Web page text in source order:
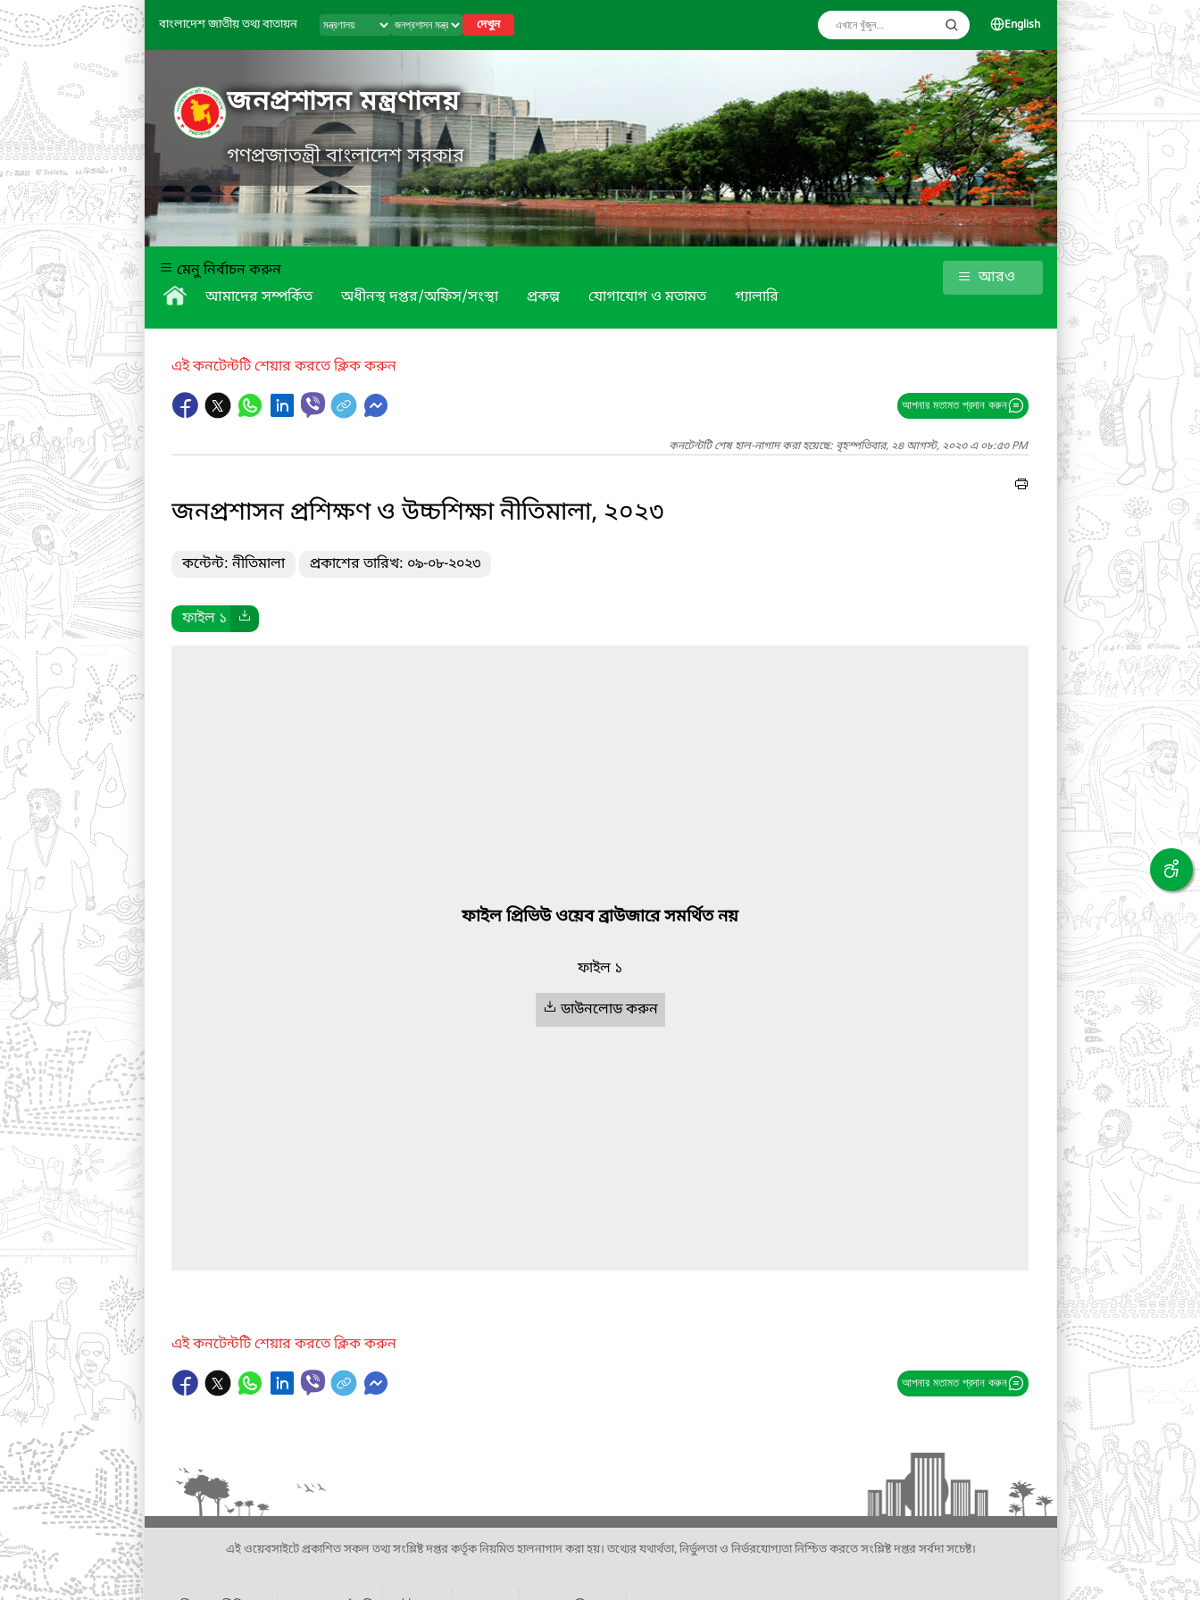
বাংলাদেশ জাতীয় তথ্য বাতায়ন দেখুন English
জনপ্রশাসন মন্ত্রণালয়
গণপ্রজাতন্ত্রী বাংলাদেশ সরকার
মেনু নির্বাচন করুন
আমাদের সম্পর্কিত
অধীনস্থ দপ্তর/অফিস/সংস্থা প্রকল্প যোগাযোগ ও মতামত গ্যালারি
আরও
এই কনটেন্টটি শেয়ার করতে ক্লিক করুন
আপনার মতামত প্রদান করুন
কনটেন্টটি শেষ হাল-নাগাদ করা হয়েছে: বৃহস্পতিবার, ২৪ আগস্ট, ২০২৩ এ ০৮:৫৩ PM
জনপ্রশাসন প্রশিক্ষণ ও উচ্চশিক্ষা নীতিমালা, ২০২৩
কন্টেন্ট: নীতিমালা প্রকাশের তারিখ: ০৯-০৮-২০২৩
ফাইল ১
ফাইল প্রিভিউ ওয়েব ব্রাউজারে সমর্থিত নয়
ফাইল ১
ডাউনলোড করুন
এই কনটেন্টটি শেয়ার করতে ক্লিক করুন
আপনার মতামত প্রদান করুন
এই ওয়েবসাইটে প্রকাশিত সকল তথ্য সংশ্লিষ্ট দপ্তর কর্তৃক নিয়মিত হালনাগাদ করা হয়। তথ্যের যথার্থতা, নির্ভুলতা ও নির্ভরযোগ্যতা নিশ্চিত করতে সংশ্লিষ্ট দপ্তর সর্বদা সচেষ্ট।